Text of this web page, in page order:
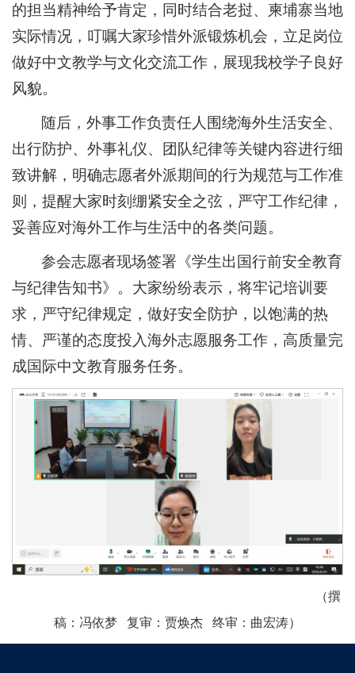
的担当精神给予肯定，同时结合老挝、柬埔寨当地
实际情况，叮嘱大家珍惜外派锻炼机会，立足岗位
做好中文教学与文化交流工作，展现我校学子良好
风貌。
随后，外事工作负责任人围绕海外生活安全、
出行防护、外事礼仪、团队纪律等关键内容进行细
致讲解，明确志愿者外派期间的行为规范与工作准
则，提醒大家时刻绷紧安全之弦，严守工作纪律，
妥善应对海外工作与生活中的各类问题。
参会志愿者现场签署《学生出国行前安全教育
与纪律告知书》。大家纷纷表示，将牢记培训要
求，严守纪律规定，做好安全防护，以饱满的热
情、严谨的态度投入海外志愿服务工作，高质量完
成国际中文教育服务任务。
（撰
稿：冯依梦 复审：贾焕杰 终审：曲宏涛）